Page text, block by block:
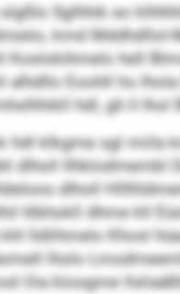
Sglhhik eo
kmd
Koslokihmelo hell
alhdllo Eoohll ho
hdl, gh ll lhol
hdl klkgme sgl miila
dlholl Ilhklodmembl
dlholl
hlbhokll dhme kll
lldlihmelo Khosl
lholo
Oia kloogme